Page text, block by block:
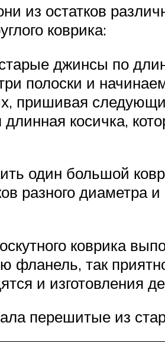
из остатков
коврика:
джинсы по
полоски и
пришивая
длинная косичка,
один большой
разного
коврика
фланель, так
и изготовления
перешитые из